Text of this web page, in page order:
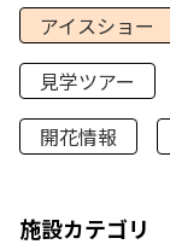
アイスショー
見学ツアー
開花情報
施設カテゴリ